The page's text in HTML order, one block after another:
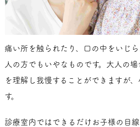
痛い所を触られたり、口の中をいじ
人の方でもいやなものです。大人の
を理解し我慢することができますが
す。
診療室内ではできるだけお子様の目